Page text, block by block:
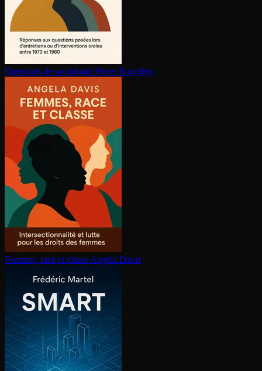
Questions de sociologie Pierre Bourdieu
Femmes, race et classe Angela Davis